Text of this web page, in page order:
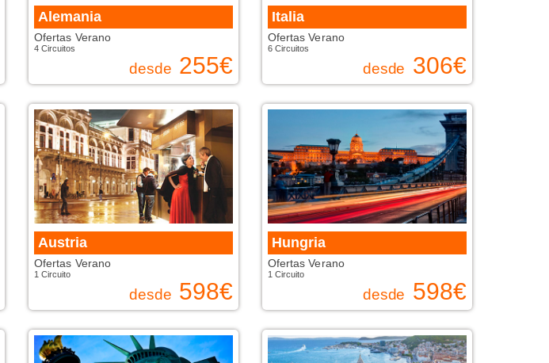
Alemania
Ofertas Verano
4 Circuitos
desde 255€
Italia
Ofertas Verano
6 Circuitos
desde 306€
Austria
Ofertas Verano
1 Circuito
desde 598€
Hungria
Ofertas Verano
1 Circuito
desde 598€